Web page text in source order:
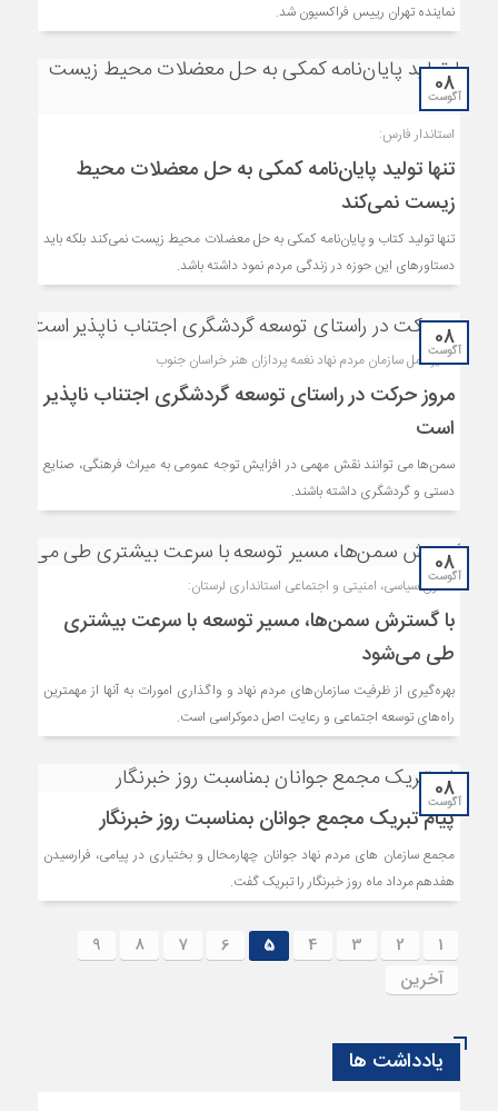
نماینده تهران رییس فراکسیون شد.
08
آگوست
استاندار فارس:
تنها تولید پایان‌نامه کمکی به حل معضلات محیط
زیست نمی‌کند
تنها تولید کتاب و پایان‌نامه کمکی به حل معضلات محیط زیست نمی‌کند بلکه باید
دستاورهای این حوزه در زندگی مردم نمود داشته باشد.
08
آگوست
مدیرعامل سازمان مردم نهاد نغمه پردازان هنر خراسان جنوب
مروز حرکت در راستای توسعه گردشگری اجتناب ناپذیر
است
سمن‌ها می توانند نقش مهمی در افزایش توجه عمومی به میراث فرهنگی، صنایع
دستی و گردشگری داشته باشند.
08
آگوست
معاون سیاسی، امنیتی و اجتماعی استانداری لرستان:
با گسترش سمن‌ها، مسیر توسعه با سرعت بیشتری
طی می‌شود
بهره‌گیری از ظرفیت سازمان‌های مردم نهاد و واگذاری امورات به آنها از مهمترین
راه‌های توسعه اجتماعی و رعایت اصل دموکراسی است.
08
آگوست
پیام تبریک مجمع جوانان بمناسبت روز خبرنگار
مجمع سازمان های مردم نهاد جوانان چهارمحال و بختیاری در پیامی، فرارسیدن
هفدهم مرداد ماه روز خبرنگار را تبریک گفت.
1
2
3
4
5
6
7
8
9
آخرین
یادداشت ها